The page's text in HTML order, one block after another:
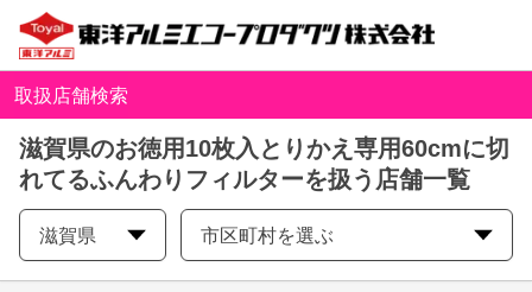
取扱店舗検索
滋賀県のお徳用10枚入とりかえ専用60cmに切
れてるふんわりフィルターを扱う店舗一覧
滋賀県 市区町村を選ぶ